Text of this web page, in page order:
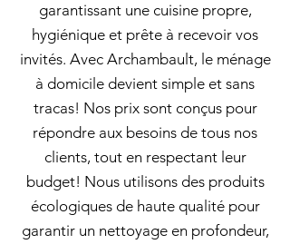
garantissant une cuisine propre,
hygiénique et prête à recevoir vos
invités. Avec Archambault, le ménage
à domicile devient simple et sans
tracas! Nos prix sont conçus pour
répondre aux besoins de tous nos
clients, tout en respectant leur
budget! Nous utilisons des produits
écologiques de haute qualité pour
garantir un nettoyage en profondeur,